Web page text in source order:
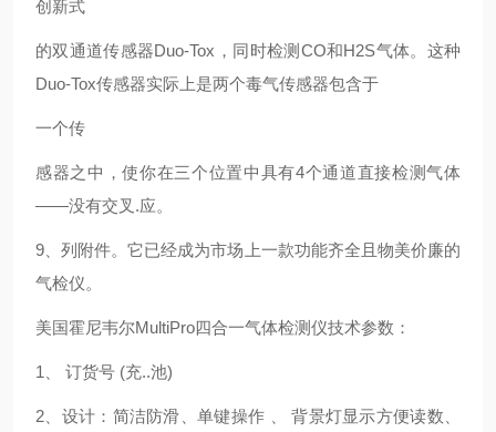
创新式
的双通道传感器Duo-Tox，同时检测CO和H2S气体。这种
Duo-Tox传感器实际上是两个毒气传感器包含于
一个传
感器之中，使你在三个位置中具有4个通道直接检测气体
——没有交叉.应。
9、列附件。它已经成为市场上一款功能齐全且物美价廉的
气检仪。
美国霍尼韦尔MultiPro四合一气体检测仪技术参数：
1、 订货号 (充..池)
2、设计：简洁防滑、单键操作 、 背景灯显示方便读数、